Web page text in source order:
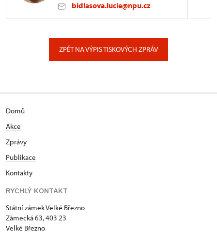
bidlasova.lucie@npu.cz
ZPĚT NA VÝPIS TISKOVÝCH ZPRÁV
Domů
Akce
Zprávy
Publikace
Kontakty
RYCHLÝ KONTAKT
Státní zámek Velké Březno
Zámecká 63, 403 23
Velké Březno